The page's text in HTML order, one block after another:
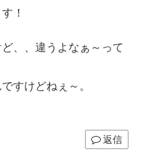
！
、、違うよなぁ～って
すけどねぇ～。
返信